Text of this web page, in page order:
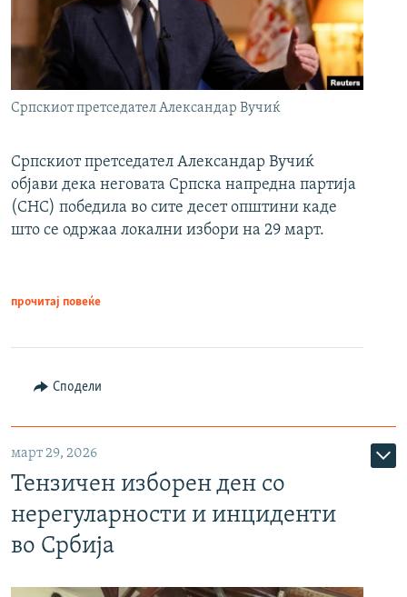
Српскиот претседател Александар Вучиќ
Српскиот претседател Александар Вучиќ
објави дека неговата Српска напредна партија
(СНС) победила во сите десет општини каде
што се одржаа локални избори на 29 март.
прочитај повеќе
Сподели
март 29, 2026
Тензичен изборен ден со
нерегуларности и инциденти
во Србија